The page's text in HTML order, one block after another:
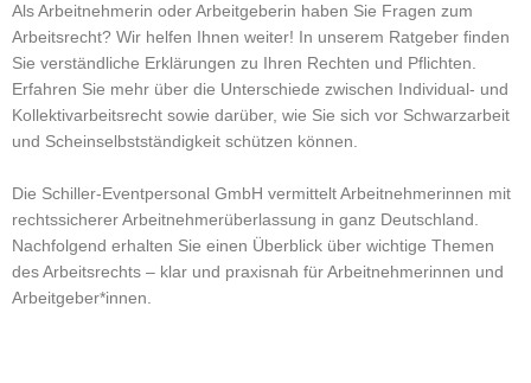
Als Arbeitnehmerin oder Arbeitgeberin haben Sie Fragen zum
Arbeitsrecht? Wir helfen Ihnen weiter! In unserem Ratgeber finden
Sie verständliche Erklärungen zu Ihren Rechten und Pflichten.
Erfahren Sie mehr über die Unterschiede zwischen Individual- und
Kollektivarbeitsrecht sowie darüber, wie Sie sich vor Schwarzarbeit
und Scheinselbstständigkeit schützen können.
Die Schiller-Eventpersonal GmbH vermittelt Arbeitnehmerinnen mit
rechtssicherer Arbeitnehmerüberlassung in ganz Deutschland.
Nachfolgend erhalten Sie einen Überblick über wichtige Themen
des Arbeitsrechts – klar und praxisnah für Arbeitnehmerinnen und
Arbeitgeber*innen.